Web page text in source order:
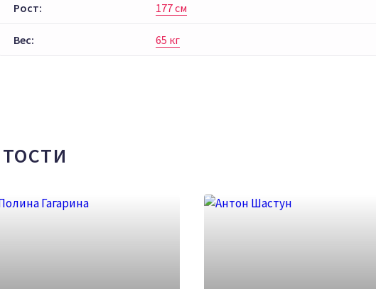
Рост: 177 см
Вес: 65 кг